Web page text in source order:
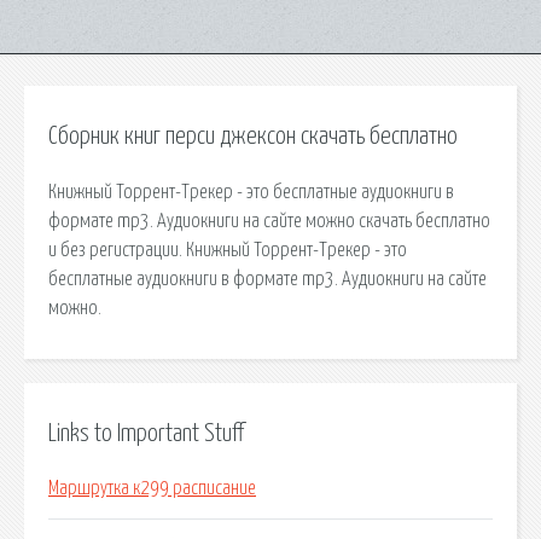
Сборник книг перси джексон скачать бесплатно
Книжный Торрент-Трекер - это бесплатные аудиокниги в
формате mp3. Аудиокниги на сайте можно скачать бесплатно
и без регистрации. Книжный Торрент-Трекер - это
бесплатные аудиокниги в формате mp3. Аудиокниги на сайте
можно.
Links to Important Stuff
Маршрутка к299 расписание